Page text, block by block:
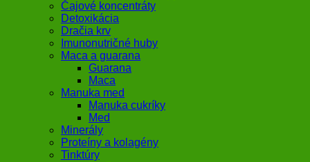
Čajové koncentráty
Detoxikácia
Dračia krv
Imunonutričné huby
Maca a guarana
Guarana
Maca
Manuka med
Manuka cukríky
Med
Minerály
Proteíny a kolagény
Tinktúry